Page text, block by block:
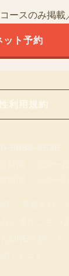
ースのみ掲載
ット予約
利用規約